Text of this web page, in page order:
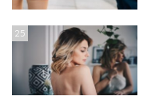
25